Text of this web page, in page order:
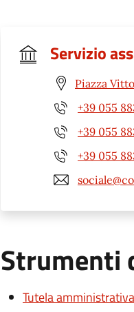
Servizio
Piazza
+39 055
+39 055
+39 055
Strumenti
Tutela amministrativa